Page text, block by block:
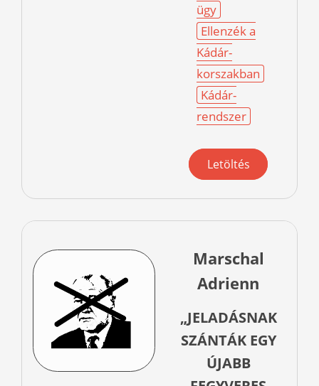
ügy
Ellenzék a
Kádár-
korszakban
Kádár-
rendszer
Letöltés
Marschal
Adrienn
„JELADÁSNAK
SZÁNTÁK EGY
ÚJABB